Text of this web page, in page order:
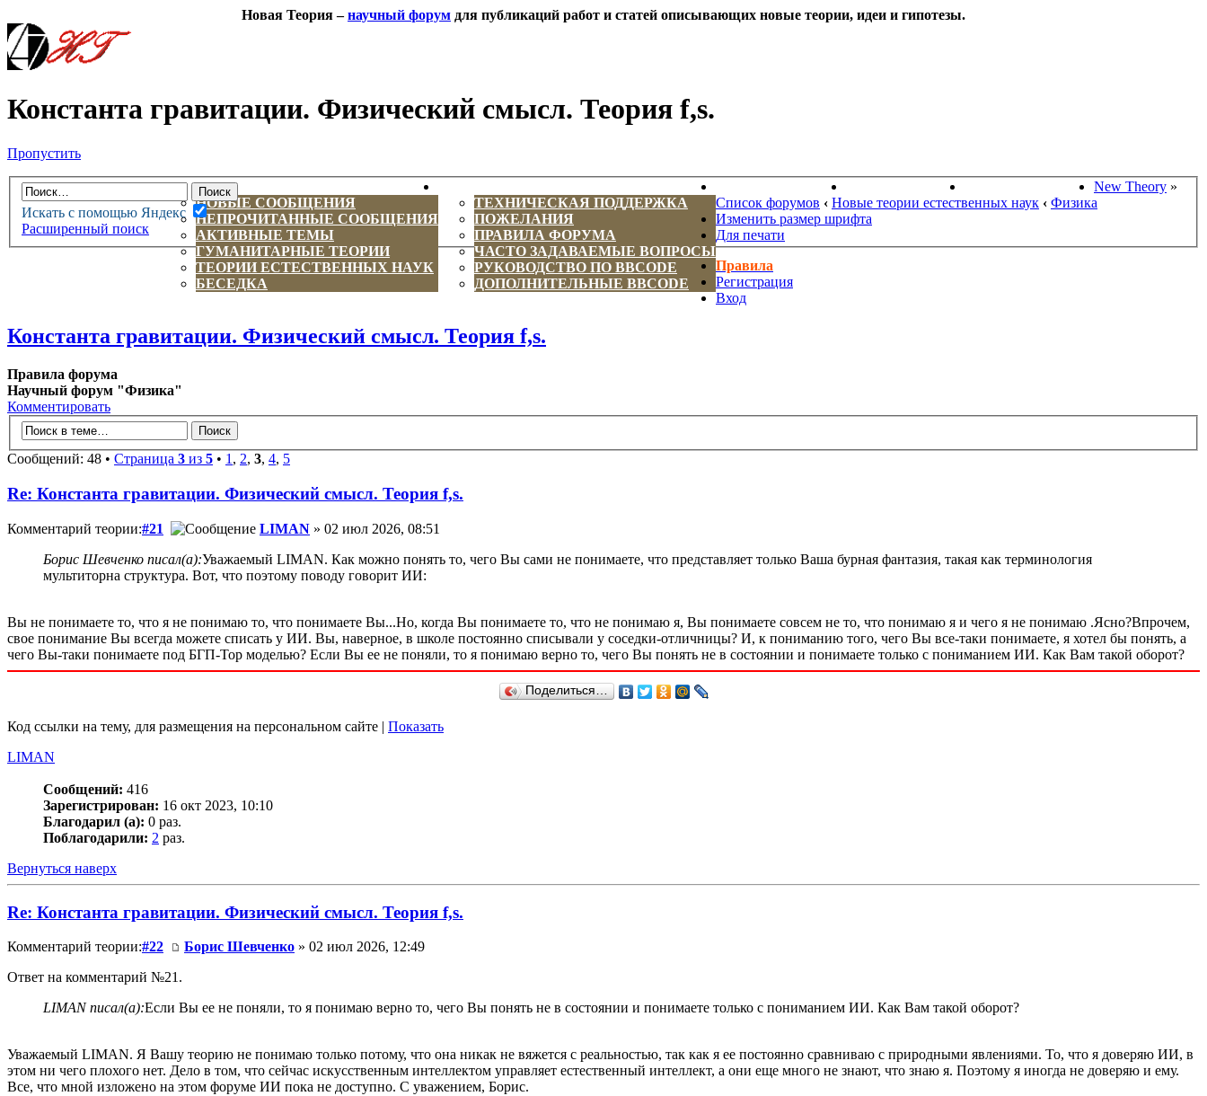
Новая Теория –научный форум для публикаций работ и статей описывающих новые теории, идеи и гипотезы.
Константа гравитации. Физический смысл. Теория f,s.
Пропустить
Искать с помощью Яндекс
Расширенный поиск
НОВАЯ ТЕОРИЯФОРУМ
НОВЫЕ СООБЩЕНИЯ
НЕПРОЧИТАННЫЕ СООБЩЕНИЯ
АКТИВНЫЕ ТЕМЫ
ГУМАНИТАРНЫЕ ТЕОРИИ
ТЕОРИИ ЕСТЕСТВЕННЫХ НАУК
БЕСЕДКА
ТЕХНИЧЕСКАЯ ПОДДЕРЖКА
ПОЖЕЛАНИЯ
ПРАВИЛА ФОРУМА
ЧАСТО ЗАДАВАЕМЫЕ ВОПРОСЫ
РУКОВОДСТВО ПО BBCODE
ДОПОЛНИТЕЛЬНЫЕ BBCODE
НОВОСТИ НАУКИ ПОИСК ТЕОРИЙ СТАРЫЙ ПОРТАЛ New Theory »
Список форумов ‹ Новые теории естественных наук ‹ Физика
Изменить размер шрифта
Для печати
Правила
Регистрация
Вход
Константа гравитации. Физический смысл. Теория f,s.
Правила форума
Научный форум "Физика"
Комментировать
Сообщений: 48 • Страница 3 из 5 • 1, 2, 3, 4, 5
Re: Константа гравитации. Физический смысл. Теория f,s.
Комментарий теории:#21 LIMAN » 02 июл 2026, 08:51
Борис Шевченко писал(а):Уважаемый LIMAN. Как можно понять то, чего Вы сами не понимаете, что представляет только Ваша бурная фантазия, такая как терминология
мультиторна структура. Вот, что поэтому поводу говорит ИИ:
Вы не понимаете то, что я не понимаю то, что понимаете Вы...Но, когда Вы понимаете то, что не понимаю я, Вы понимаете совсем не то, что понимаю я и чего я не понимаю .Ясно?Впрочем,
свое понимание Вы всегда можете списать у ИИ. Вы, наверное, в школе постоянно списывали у соседки-отличницы? И, к пониманию того, чего Вы все-таки понимаете, я хотел бы понять, а
чего Вы-таки понимаете под БГП-Тор моделью? Если Вы ее не поняли, то я понимаю верно то, чего Вы понять не в состоянии и понимаете только с пониманием ИИ. Как Вам такой оборот?
Поделиться…
Код ссылки на тему, для размещения на персональном сайте | Показать
LIMAN
Сообщений: 416
Зарегистрирован: 16 окт 2023, 10:10
Благодарил (а): 0 раз.
Поблагодарили: 2 раз.
Вернуться наверх
Re: Константа гравитации. Физический смысл. Теория f,s.
Комментарий теории:#22 Борис Шевченко » 02 июл 2026, 12:49
Ответ на комментарий №21.
LIMAN писал(а):Если Вы ее не поняли, то я понимаю верно то, чего Вы понять не в состоянии и понимаете только с пониманием ИИ. Как Вам такой оборот?
Уважаемый LIMAN. Я Вашу теорию не понимаю только потому, что она никак не вяжется с реальностью, так как я ее постоянно сравниваю с природными явлениями. То, что я доверяю ИИ, в
этом ни чего плохого нет. Дело в том, что сейчас искусственным интеллектом управляет естественный интеллект, а они еще много не знают, что знаю я. Поэтому я иногда не доверяю и ему.
Все, что мной изложено на этом форуме ИИ пока не доступно. С уважением, Борис.